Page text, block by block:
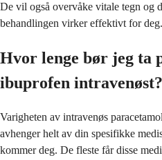
De vil også overvåke vitale tegn og
behandlingen virker effektivt for deg.
Hvor lenge bør jeg ta
ibuprofen intravenøst?
Varigheten av intravenøs
avhenger helt av din spesifikke
kommer deg. De fleste får disse